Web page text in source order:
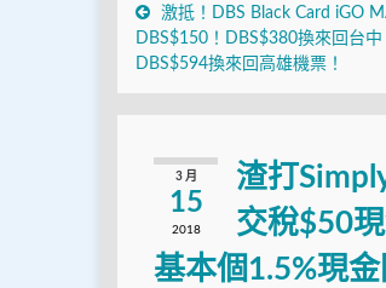
激抵！DBS Black Card iGO
DBS$150！DBS$380換來回台
DBS$594換來回高雄機票！
3 月
15
2018
渣打
交稅$50
基本個1.5%現金